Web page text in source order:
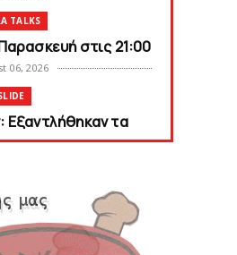
TALKS
στις 21:00
06, 2026
Εξαντλήθηκαν τα
τη Θύρα 2
06, 2026